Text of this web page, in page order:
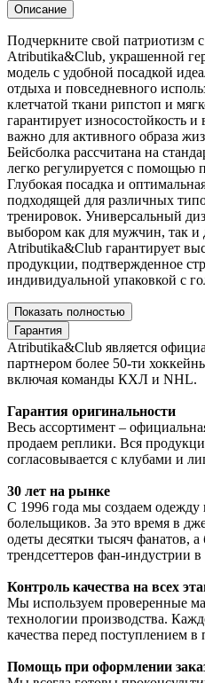
Описание
Подчеркните свой патриотизм
Atributika&Club, украшенной
модель с удобной посадкой
отдыха и повседневного
клетчатой ткани рипстоп и
гарантирует износостойкость
важно для активного образа
Бейсболка рассчитана на
легко регулируется с помощью
Глубокая посадка и
подходящей для различных
тренировок. Универсальный
выбором как для мужчин, так
Atributika&Club гарантирует
продукции, подтвержденное
индивидуальной упаковкой с
Показать полностью
Гарантия
Atributika&Club является
партнером более 50-ти
включая команды КХЛ и NHL.
Гарантия оригинальности
Весь ассортимент –
продаем реплики. Вся
согласовывается с клубами и
30 лет на рынке
С 1996 года мы создаем одежду
болельщиков. За это время в
одеты десятки тысяч фанатов,
трендсеттеров фан-индустрии
Контроль качества на всех
Мы используем проверенные
технологии производства.
качества перед поступлением в
Помощь при оформлении